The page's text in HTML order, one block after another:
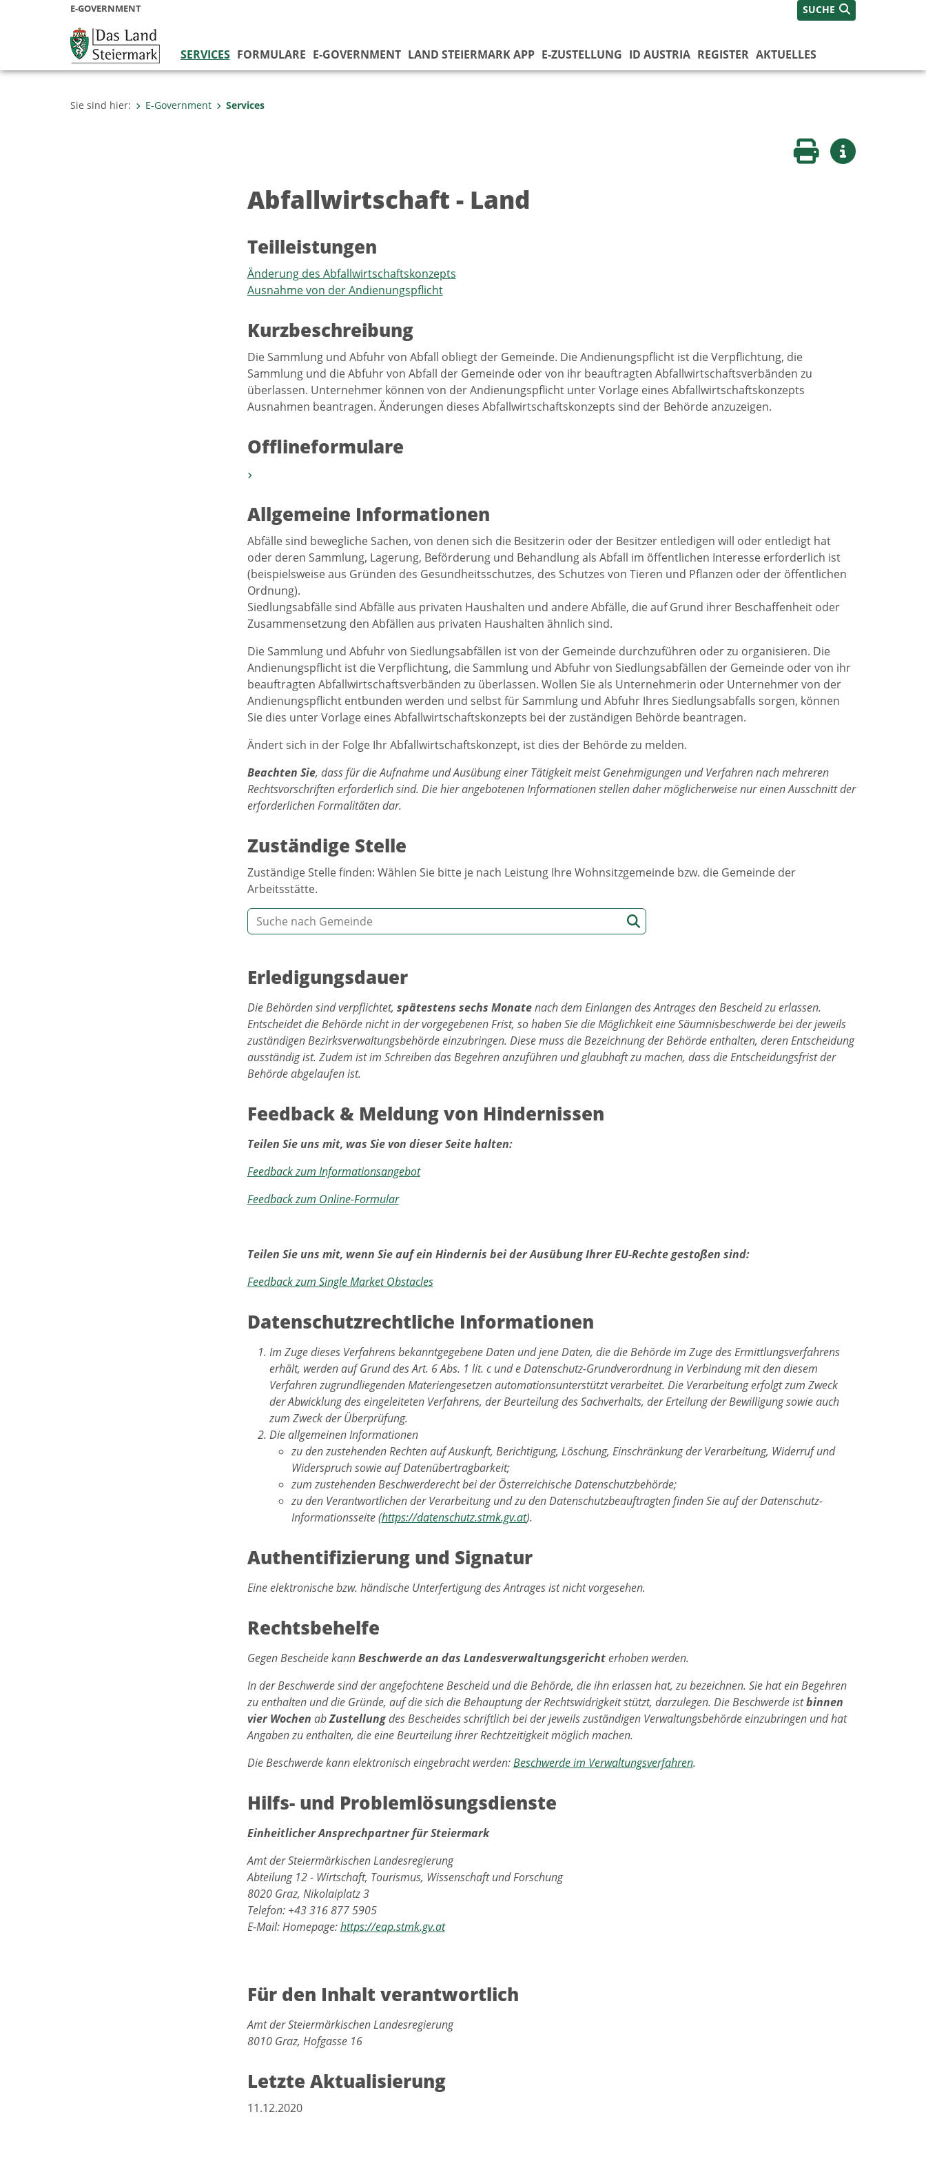
E-GOVERNMENT SUCHE
SERVICES FORMULARE E-GOVERNMENT LAND STEIERMARK APP E-ZUSTELLUNG ID AUSTRIA REGISTER AKTUELLES
Sie sind hier: E-Government Services
Seite druckenWeitere Infos
Abfallwirtschaft - Land
Teilleistungen
Änderung des Abfallwirtschaftskonzepts
Ausnahme von der Andienungspflicht
Kurzbeschreibung
Die Sammlung und Abfuhr von Abfall obliegt der Gemeinde. Die Andienungspflicht ist die Verpflichtung, die
Sammlung und die Abfuhr von Abfall der Gemeinde oder von ihr beauftragten Abfallwirtschaftsverbänden zu
überlassen. Unternehmer können von der Andienungspflicht unter Vorlage eines Abfallwirtschaftskonzepts
Ausnahmen beantragen. Änderungen dieses Abfallwirtschaftskonzepts sind der Behörde anzuzeigen.
Offlineformulare
Allgemeine Informationen
Abfälle sind bewegliche Sachen, von denen sich die Besitzerin oder der Besitzer entledigen will oder entledigt hat
oder deren Sammlung, Lagerung, Beförderung und Behandlung als Abfall im öffentlichen Interesse erforderlich ist
(beispielsweise aus Gründen des Gesundheitsschutzes, des Schutzes von Tieren und Pflanzen oder der öffentlichen
Ordnung).
Siedlungsabfälle sind Abfälle aus privaten Haushalten und andere Abfälle, die auf Grund ihrer Beschaffenheit oder
Zusammensetzung den Abfällen aus privaten Haushalten ähnlich sind.
Die Sammlung und Abfuhr von Siedlungsabfällen ist von der Gemeinde durchzuführen oder zu organisieren. Die
Andienungspflicht ist die Verpflichtung, die Sammlung und Abfuhr von Siedlungsabfällen der Gemeinde oder von ihr
beauftragten Abfallwirtschaftsverbänden zu überlassen. Wollen Sie als Unternehmerin oder Unternehmer von der
Andienungspflicht entbunden werden und selbst für Sammlung und Abfuhr Ihres Siedlungsabfalls sorgen, können
Sie dies unter Vorlage eines Abfallwirtschaftskonzepts bei der zuständigen Behörde beantragen.
Ändert sich in der Folge Ihr Abfallwirtschaftskonzept, ist dies der Behörde zu melden.
Beachten Sie, dass für die Aufnahme und Ausübung einer Tätigkeit meist Genehmigungen und Verfahren nach mehreren
Rechtsvorschriften erforderlich sind. Die hier angebotenen Informationen stellen daher möglicherweise nur einen Ausschnitt der
erforderlichen Formalitäten dar.
Zuständige Stelle
Zuständige Stelle finden: Wählen Sie bitte je nach Leistung Ihre Wohnsitzgemeinde bzw. die Gemeinde der
Arbeitsstätte.
Erledigungsdauer
Die Behörden sind verpflichtet, spätestens sechs Monatenach dem Einlangen des Antrages den Bescheid zu erlassen.
Entscheidet die Behörde nicht in der vorgegebenen Frist, so haben Sie die Möglichkeit eine Säumnisbeschwerde bei der jeweils
zuständigen Bezirksverwaltungsbehörde einzubringen. Diese muss die Bezeichnung der Behörde enthalten, deren Entscheidung
ausständig ist. Zudem ist im Schreiben das Begehren anzuführen und glaubhaft zu machen, dass die Entscheidungsfrist der
Behörde abgelaufen ist.
Feedback & Meldung von Hindernissen
Teilen Sie uns mit, was Sie von dieser Seite halten:
Feedback zum Informationsangebot
Feedback zum Online-Formular
Teilen Sie uns mit, wenn Sie auf ein Hindernis bei der Ausübung Ihrer EU-Rechte gestoßen sind:
Feedback zum Single Market Obstacles
Datenschutzrechtliche Informationen
Im Zuge dieses Verfahrens bekanntgegebene Daten und jene Daten, die die Behörde im Zuge des Ermittlungsverfahrens
erhält, werden auf Grund des Art. 6 Abs. 1 lit. c und e Datenschutz-Grundverordnung in Verbindung mit den diesem
Verfahren zugrundliegenden Materiengesetzen automationsunterstützt verarbeitet. Die Verarbeitung erfolgt zum Zweck
der Abwicklung des eingeleiteten Verfahrens, der Beurteilung des Sachverhalts, der Erteilung der Bewilligung sowie auch
zum Zweck der Überprüfung.
Die allgemeinen Informationen
zu den zustehenden Rechten auf Auskunft, Berichtigung, Löschung, Einschränkung der Verarbeitung, Widerruf und
Widerspruch sowie auf Datenübertragbarkeit;
zum zustehenden Beschwerderecht bei der Österreichische Datenschutzbehörde;
zu den Verantwortlichen der Verarbeitung und zu den Datenschutzbeauftragten finden Sie auf der Datenschutz-
Informationsseite (https://datenschutz.stmk.gv.at).
Authentifizierung und Signatur
Eine elektronische bzw. händische Unterfertigung des Antrages ist nicht vorgesehen.
Rechtsbehelfe
Gegen Bescheide kannBeschwerde an das Landesverwaltungsgerichterhoben werden.
In der Beschwerde sind der angefochtene Bescheid und die Behörde, die ihn erlassen hat, zu bezeichnen. Sie hat ein Begehren
zu enthalten und die Gründe, auf die sich die Behauptung der Rechtswidrigkeit stützt, darzulegen. Die Beschwerde istbinnen
vier Wochen abZustellungdes Bescheides schriftlich bei der jeweils zuständigen Verwaltungsbehörde einzubringen und hat
Angaben zu enthalten, die eine Beurteilung ihrer Rechtzeitigkeit möglich machen.
Die Beschwerde kann elektronisch eingebracht werden:Beschwerde im Verwaltungsverfahren.
Hilfs- und Problemlösungsdienste
Einheitlicher Ansprechpartner für Steiermark
Amt der Steiermärkischen Landesregierung
Abteilung 12 - Wirtschaft, Tourismus, Wissenschaft und Forschung
8020 Graz, Nikolaiplatz 3
Telefon: +43 316 877 5905
E-Mail: Homepage:https://eap.stmk.gv.at
Für den Inhalt verantwortlich
Amt der Steiermärkischen Landesregierung
8010 Graz, Hofgasse 16
Letzte Aktualisierung
11.12.2020